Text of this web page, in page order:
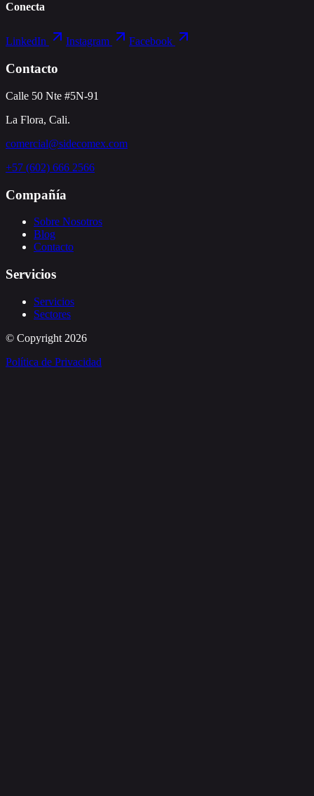
Conecta
LinkedIn Instagram Facebook
Contacto
Calle 50 Nte #5N-91
La Flora, Cali.
comercial@sidecomex.com
+57 (602) 666 2566
Compañía
Sobre Nosotros
Blog
Contacto
Servicios
Servicios
Sectores
© Copyright 2026
Política de Privacidad